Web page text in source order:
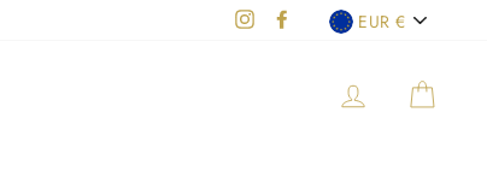
InstagramFacebookEUR €
EINLOGGEN